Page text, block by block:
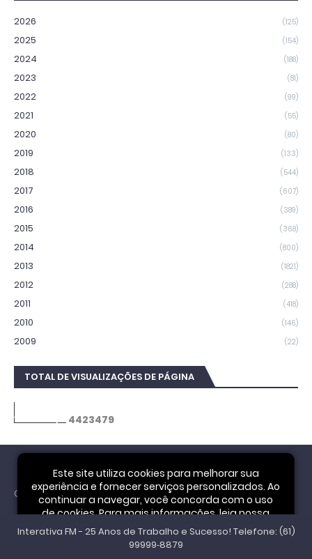
2026 (125)
2025 (154)
2024 (188)
2023 (81)
2022 (99)
2021 (55)
2020 (80)
2019 (133)
2018 (544)
2017 (607)
2016 (389)
2015 (368)
2014 (800)
2013 (1821)
2012 (288)
2011 (418)
2010 (146)
2009 (22)
TOTAL DE VISUALIZAÇÕES DE PÁGINA
4423479
Cookie Notice
Este site utiliza cookies para melhorar sua
experiência e fornecer serviços personalizados. Ao
continuar a navegar, você concorda com o uso
de cookies. Para mais informações, leia nossa
Política de Privacidade.
Interativa FM - 25 Anos de Trabalho e Sucesso! Telefone: (61)
99999‑8879